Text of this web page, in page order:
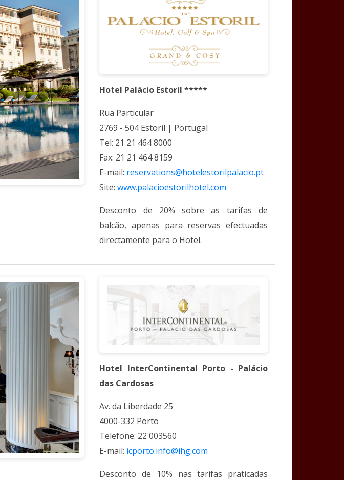
Hotel Palácio Estoril *****
Rua Particular
2769 - 504 Estoril | Portugal
Tel: 21 21 464 8000
Fax: 21 21 464 8159
E-mail: reservations@hotelestorilpalacio.pt
Site:www.palacioestorilhotel.com
Desconto de 20% sobre as tarifas de
balcão, apenas para reservas efectuadas
directamente para o Hotel.
Hotel InterContinental Porto - Palácio
das Cardosas
Av. da Liberdade 25
4000-332 Porto
Telefone: 22 003560
E-mail: icporto.info@ihg.com
Desconto de 10% nas tarifas praticadas